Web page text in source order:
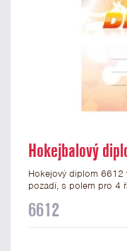
Hokejbalový
Hokejový diplom 6612
pozadí, s polem pro 4
Gramáž papírového
6612